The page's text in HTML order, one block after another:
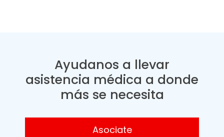
Ayudanos a llevar
asistencia médica a donde
más se necesita
Asociate